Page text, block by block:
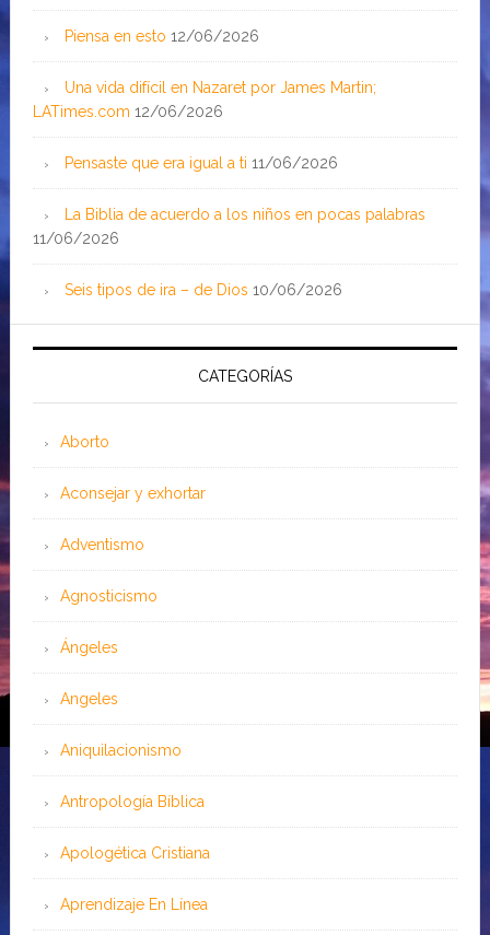
Piensa en esto 12/06/2026
Una vida difícil en Nazaret por James Martin;
LATimes.com 12/06/2026
Pensaste que era igual a ti 11/06/2026
La Biblia de acuerdo a los niños en pocas palabras
11/06/2026
Seis tipos de ira – de Dios 10/06/2026
CATEGORÍAS
Aborto
Aconsejar y exhortar
Adventismo
Agnosticismo
Ángeles
Angeles
Aniquilacionismo
Antropología Bíblica
Apologética Cristiana
Aprendizaje En Línea